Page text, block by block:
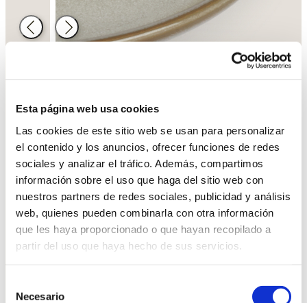
Esta página web usa cookies
Las cookies de este sitio web se usan para personalizar
el contenido y los anuncios, ofrecer funciones de redes
sociales y analizar el tráfico. Además, compartimos
información sobre el uso que haga del sitio web con
nuestros partners de redes sociales, publicidad y análisis
web, quienes pueden combinarla con otra información
que les haya proporcionado o que hayan recopilado a
partir del uso que haya hecho de sus servicios.
Necesario
Atrás Siguiente
Detalle del producto
Medidas
Estilo